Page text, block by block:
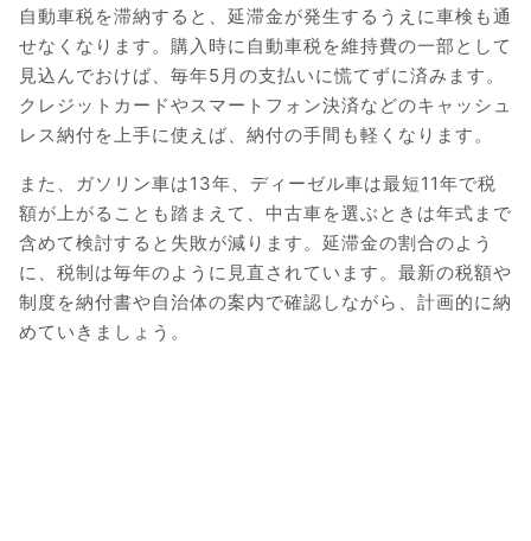
自動車税を滞納すると、延滞金が発生するうえに車検も通
せなくなります。購入時に自動車税を維持費の一部として
見込んでおけば、毎年5月の支払いに慌てずに済みます。
クレジットカードやスマートフォン決済などのキャッシュ
レス納付を上手に使えば、納付の手間も軽くなります。
また、ガソリン車は13年、ディーゼル車は最短11年で税
額が上がることも踏まえて、中古車を選ぶときは年式まで
含めて検討すると失敗が減ります。延滞金の割合のよう
に、税制は毎年のように見直されています。最新の税額や
制度を納付書や自治体の案内で確認しながら、計画的に納
めていきましょう。